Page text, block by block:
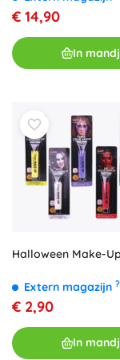
€ 14,90
In
Halloween Make-Up
Extern magazijn ?
€ 2,90
In